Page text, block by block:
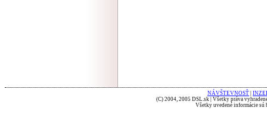
NÁVŠTEVNOSŤ
(C) 2004, 2005 DSL.sk | Všetky práva
Všetky uvedené informácie sú